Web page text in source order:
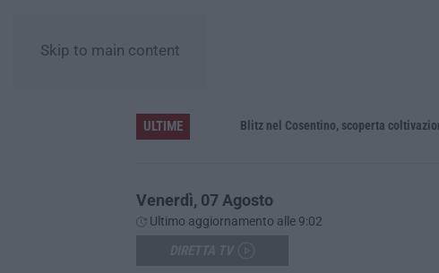
Skip to main content
ULTIME Blitz nel Cosentino, scoperta coltivazione di
Venerdì, 07 Agosto
Ultimo aggiornamento alle 9:02